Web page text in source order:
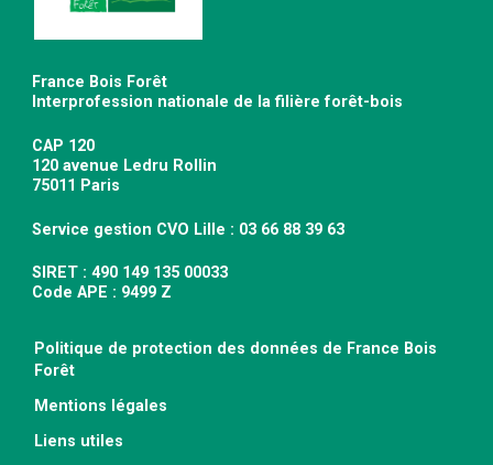
France Bois Forêt
Interprofession nationale de la filière forêt-bois
CAP 120
120 avenue Ledru Rollin
75011 Paris
Service gestion CVO Lille : 03 66 88 39 63
SIRET : 490 149 135 00033
Code APE : 9499 Z
Politique de protection des données de France Bois
Forêt
Mentions légales
Liens utiles